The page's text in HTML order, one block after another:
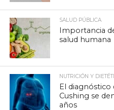
SALUD PÚBLICA
Importancia
salud humana
NUTRICIÓN Y
El diagnóstico
Cushing se
años